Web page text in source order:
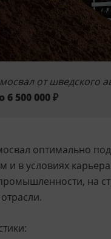
от шведского
500 000 ₽
оптимально
и в условиях
на